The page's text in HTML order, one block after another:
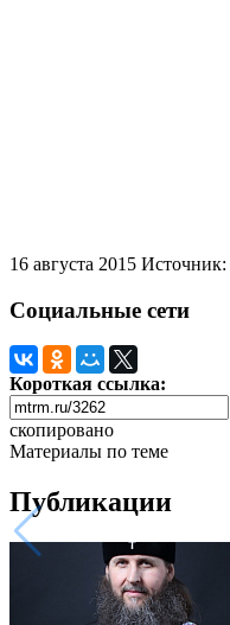
16 августа 2015 Источник:
Социальные сети
Короткая ссылка:
скопировано
Материалы по теме
Публикации